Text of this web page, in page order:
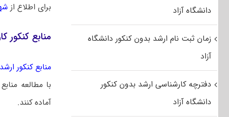
برای اطلاع از
منابع کنکور
منابع کنکور ارشد
با مطالعه
آماده کنند.
دانشگاه آزاد
زمان ثبت نام ارشد بدون کنکور دانشگاه
آزاد
دفترچه کارشناسی ارشد بدون کنکور
دانشگاه آزاد